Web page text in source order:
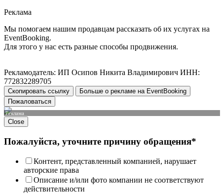
Реклама
Мы помогаем нашим продавцам рассказать об их услугах на
EventBooking.
Для этого у нас есть разные способы продвижения.
Рекламодатель: ИП Осипов Никита Владимирович ИНН:
772832289705
Скопировать ссылку
Больше о рекламе на EventBooking
Пожаловаться
Реклама
Close
Пожалуйста, уточните причину обращения*
Контент, представленный компанией, нарушает
авторские права
Описание и/или фото компании не соответствуют
действительности